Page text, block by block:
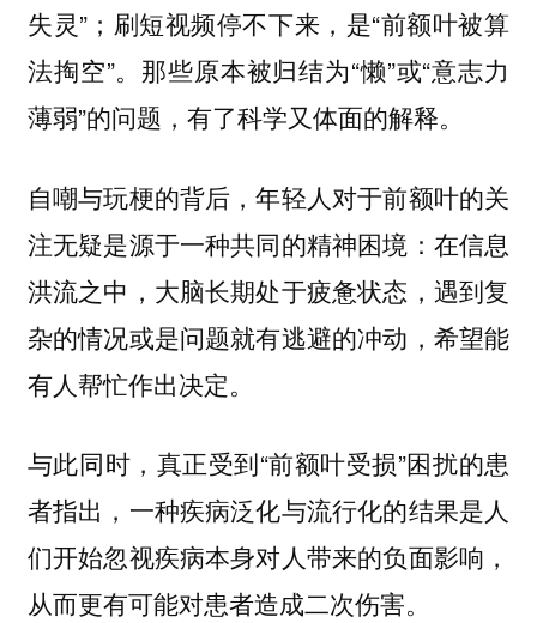
失灵”；刷短视频停不下来，是“前额叶被算
法掏空”。那些原本被归结为“懒”或“意志力
薄弱”的问题，有了科学又体面的解释。
自嘲与玩梗的背后，年轻人对于前额叶的关
注无疑是源于一种共同的精神困境：在信息
洪流之中，大脑长期处于疲惫状态，遇到复
杂的情况或是问题就有逃避的冲动，希望能
有人帮忙作出决定。
与此同时，真正受到“前额叶受损”困扰的患
者指出，一种疾病泛化与流行化的结果是人
们开始忽视疾病本身对人带来的负面影响，
从而更有可能对患者造成二次伤害。